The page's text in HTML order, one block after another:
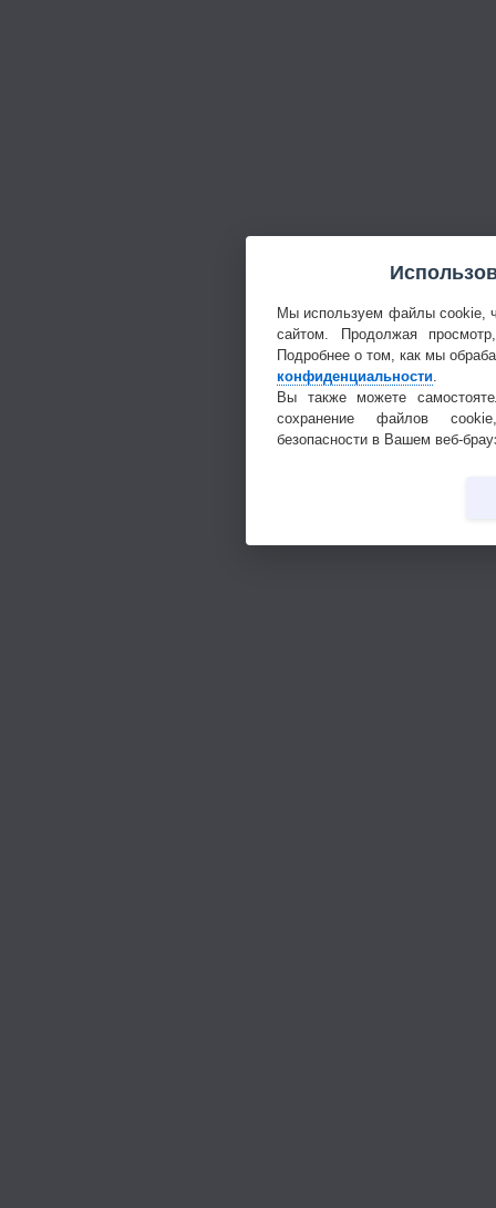
Мы используем файлы cookie,
сайтом. Продолжая
Подробнее о том, как мы
конфиденциальности
Вы также можете
сохранение файлов
безопасности в Вашем веб-